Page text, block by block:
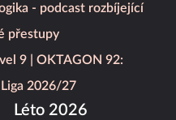
- podcast rozbíjející
přestupy
9
OKTAGON 92:
2026/27
Léto 2026